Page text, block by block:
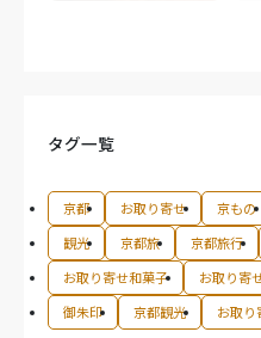
タグ一覧
京都 お取り寄せ 京もの
観光
京都旅 京都旅行
お取り寄せ和菓子
お取り寄
御朱印
京都観光 お取り